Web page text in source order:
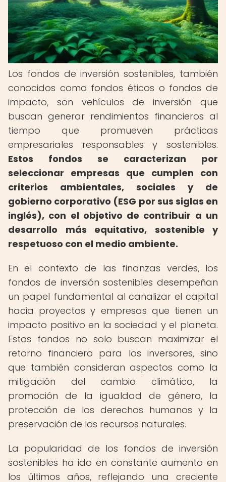
Los fondos de inversión sostenibles, también
conocidos como fondos éticos o fondos de
impacto, son vehículos de inversión que
buscan generar rendimientos financieros al
tiempo que promueven prácticas
empresariales responsables y sostenibles.
Estos fondos se caracterizan por
seleccionar empresas que cumplen con
criterios ambientales, sociales y de
gobierno corporativo (ESG por sus siglas en
inglés), con el objetivo de contribuir a un
desarrollo más equitativo, sostenible y
respetuoso con el medio ambiente.
En el contexto de las finanzas verdes, los
fondos de inversión sostenibles desempeñan
un papel fundamental al canalizar el capital
hacia proyectos y empresas que tienen un
impacto positivo en la sociedad y el planeta.
Estos fondos no solo buscan maximizar el
retorno financiero para los inversores, sino
que también consideran aspectos como la
mitigación del cambio climático, la
promoción de la igualdad de género, la
protección de los derechos humanos y la
preservación de los recursos naturales.
La popularidad de los fondos de inversión
sostenibles ha ido en constante aumento en
los últimos años, reflejando una creciente